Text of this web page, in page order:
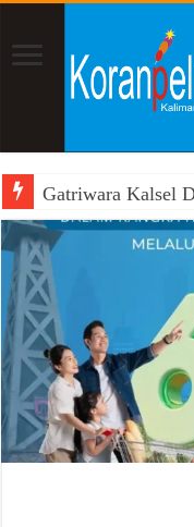
Gatriwara Kalsel